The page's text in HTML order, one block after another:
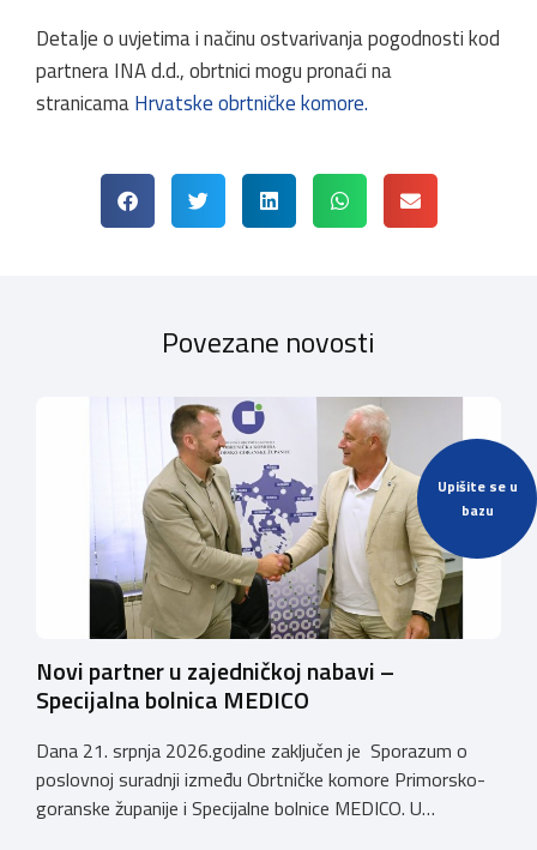
Upišite se u
bazu
Detalje o uvjetima i načinu ostvarivanja pogodnosti kod
partnera INA d.d., obrtnici mogu pronaći na
stranicamaHrvatske obrtničke komore.
Povezane novosti
Novi partner u zajedničkoj nabavi –
Specijalna bolnica MEDICO
Dana 21. srpnja 2026.godine zaključen je Sporazum o
poslovnoj suradnji između Obrtničke komore Primorsko-
goranske županije i Specijalne bolnice MEDICO. U